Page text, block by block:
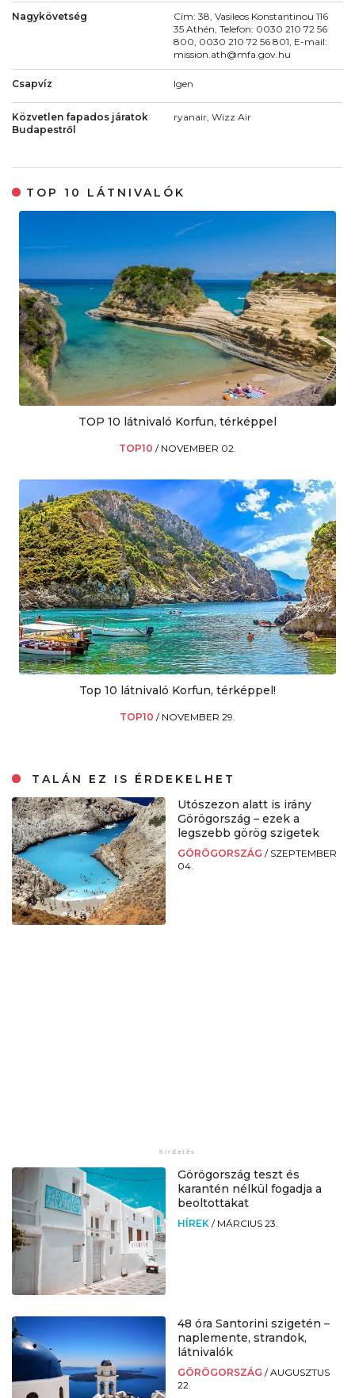
Nagykövetség
Cím: 38, Vasileos Konstantinou 116
35 Athén, Telefon: 0030 210 72 56
800, 0030 210 72 56 801, E-mail:
mission.ath@mfa.gov.hu
Csapvíz Igen
Közvetlen fapados járatok
Budapestről
ryanair, Wizz Air
TOP 10 LÁTNIVALÓK
TOP 10 látnivaló Korfun, térképpel
TOP10 / NOVEMBER 02.
Top 10 látnivaló Korfun, térképpel!
TOP10 / NOVEMBER 29.
TALÁN EZ IS ÉRDEKELHET
Utószezon alatt is irány
Görögország – ezek a
legszebb görög szigetek
GÖRÖGORSZÁG / SZEPTEMBER
04.
Görögország teszt és
karantén nélkül fogadja a
beoltottakat
HÍREK / MÁRCIUS 23.
48 óra Santorini szigetén –
naplemente, strandok,
látnivalók
GÖRÖGORSZÁG /AUGUSZTUS
22.